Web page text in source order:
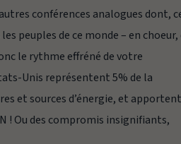
conférences analogues dont,
peuples de ce monde – en choeur,
le rythme effréné de votre
Unis représentent 5% de la
et sources d’énergie, et apportent
! Ou des compromis insignifiants,